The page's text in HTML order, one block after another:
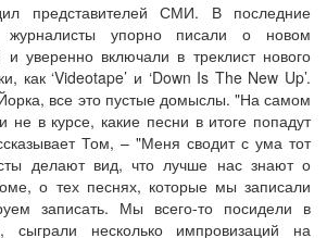
представителей СМИ. В последние
журналисты упорно писали о новом
уверенно включали в треклист нового
как ‘Videotape’ и ‘Down Is The New Up’.
все это пустые домыслы. "На самом
в курсе, какие песни в итоге попадут
Том, – "Меня сводит с ума тот
делают вид, что лучше нас знают о
о тех песнях, которые мы записали
записать. Мы всего-то посидели в
сыграли несколько импровизаций на